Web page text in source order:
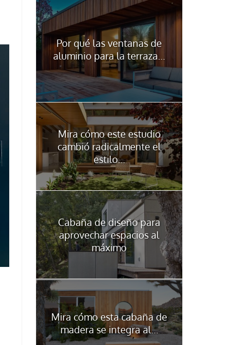
Por qué las ventanas de
aluminio para la terraza...
Mira cómo este estudio
cambió radicalmente el
estilo...
Cabaña de diseño para
aprovechar espacios al
máximo
Mira cómo esta cabaña de
madera se integra al...